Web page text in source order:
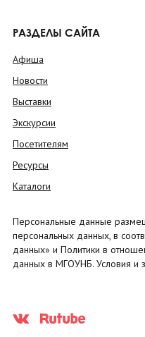
РАЗДЕЛЫ САЙТА
Афиша
Новости
Выставки
Экскурсии
Посетителям
Ресурсы
Каталоги
Персональные данные
персональных данных, в
данных» и Политики в
данных в МГОУНБ. Условия и